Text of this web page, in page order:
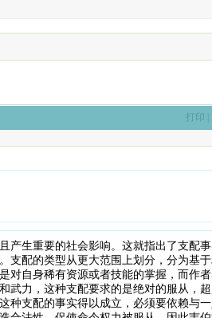
打印
生重要的社会影响。这就指出了支配
配的类型从更大范围上划分，分为基
自身稀有资源或者技能的掌握，而作
力，这种支配要求的是绝对的服从，
支配的事实得以成立，必须要依赖与